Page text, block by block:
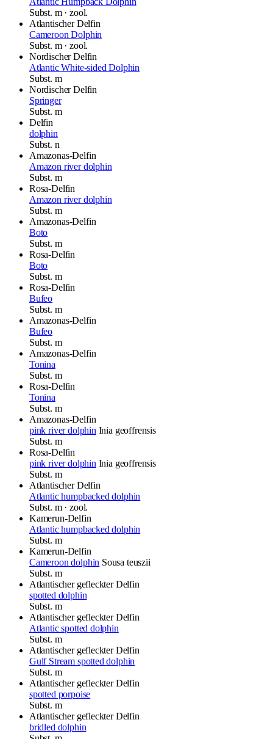
Subst. m· zool.
Atlantischer Delfin
Cameroon Dolphin
Subst. m· zool.
Nordischer Delfin
Atlantic White-sided Dolphin
Subst. m
Nordischer Delfin
Springer
Subst. m
Delfin
dolphin
Subst. n
Amazonas-Delfin
Amazon river dolphin
Subst. m
Rosa-Delfin
Amazon river dolphin
Subst. m
Amazonas-Delfin
Boto
Subst. m
Rosa-Delfin
Boto
Subst. m
Rosa-Delfin
Bufeo
Subst. m
Amazonas-Delfin
Bufeo
Subst. m
Amazonas-Delfin
Tonina
Subst. m
Rosa-Delfin
Tonina
Subst. m
Amazonas-Delfin
pink river dolphin Inia geoffrensis
Subst. m
Rosa-Delfin
pink river dolphin Inia geoffrensis
Subst. m
Atlantischer Delfin
Atlantic humpbacked dolphin
Subst. m· zool.
Kamerun-Delfin
Atlantic humpbacked dolphin
Subst. m
Kamerun-Delfin
Cameroon dolphin Sousa teuszii
Subst. m
Atlantischer gefleckter Delfin
spotted dolphin
Subst. m
Atlantischer gefleckter Delfin
Atlantic spotted dolphin
Subst. m
Atlantischer gefleckter Delfin
Gulf Stream spotted dolphin
Subst. m
Atlantischer gefleckter Delfin
spotted porpoise
Subst. m
Atlantischer gefleckter Delfin
bridled dolphin